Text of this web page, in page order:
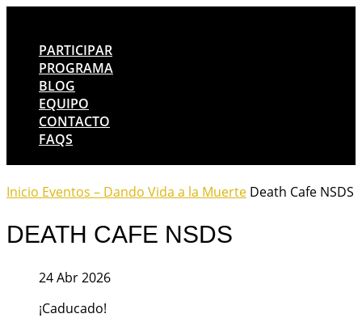
PARTICIPAR
PROGRAMA
BLOG
EQUIPO
CONTACTO
FAQS
Inicio Eventos – Dando Vida a la Muerte Death Cafe NSDS
DEATH CAFE NSDS
24 Abr 2026
¡Caducado!